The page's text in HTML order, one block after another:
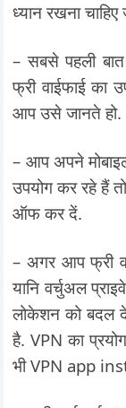
ध्यान रखना
– सबसे पहली
फ्री वाईफाई का
आप उसे जानते हो.
– आप अपने
उपयोग कर रहे हैं
ऑफ कर दें.
– अगर आप फ्री
यानि वर्चुअल
लोकेशन को बदल
है. VPN का
भी VPN app